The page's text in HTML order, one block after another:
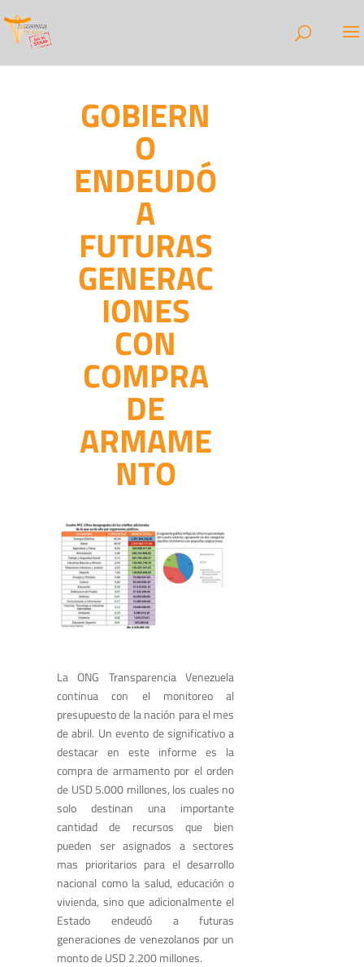
GOBIERN
O
ENDEUDÓ
A
FUTURAS
GENERAC
IONES
CON
COMPRA
DE
ARMAME
NTO
La ONG Transparencia Venezuela
continua con el monitoreo al
presupuesto de la nación para el mes
de abril. Un evento de significativo a
destacar en este informe es la
compra de armamento por el orden
de USD 5.000 millones, los cuales no
solo destinan una importante
cantidad de recursos que bien
pueden ser asignados a sectores
mas prioritarios para el desarrollo
nacional como la salud, educación o
vivienda, sino que adicionalmente el
Estado endeudó a futuras
generaciones de venezolanos por un
monto de USD 2.200 millones.